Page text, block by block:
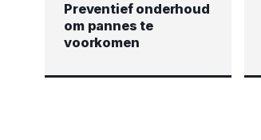
Preventief onderhoud
om pannes te
voorkomen